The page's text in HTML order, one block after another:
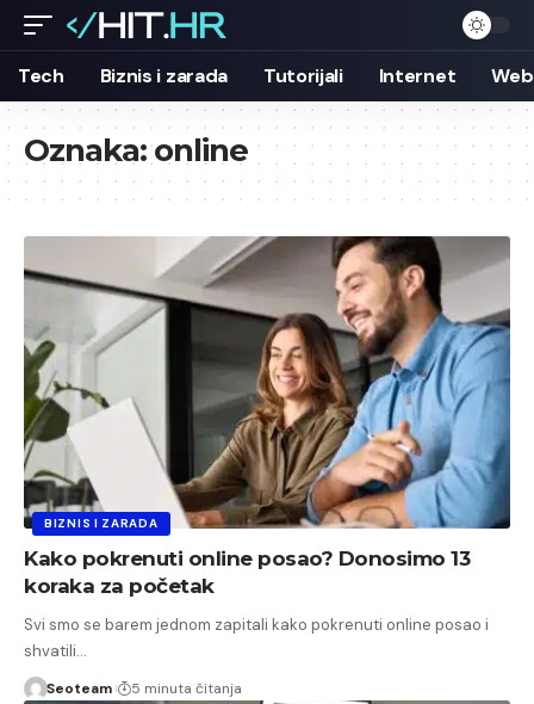
Tech Biznis i zarada Tutorijali Internet
Oznaka:online
BIZNIS I ZARADA
Kako pokrenuti online posao? Donosimo 13
koraka za početak
Svi smo se barem jednom zapitali kako pokrenuti online posao i
shvatili…
Seoteam 5 minuta čitanja